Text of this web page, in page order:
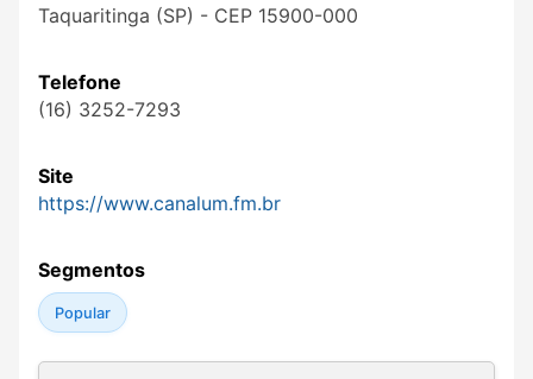
Taquaritinga (SP) - CEP 15900-000
Telefone
(16) 3252-7293
Site
https://www.canalum.fm.br
Segmentos
Popular